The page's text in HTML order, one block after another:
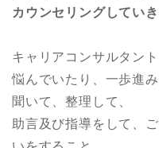
カウンセリングしてい
キャリアコンサルタント
悩んでいたり、一歩進
聞いて、整理して、
助言及び指導をして、